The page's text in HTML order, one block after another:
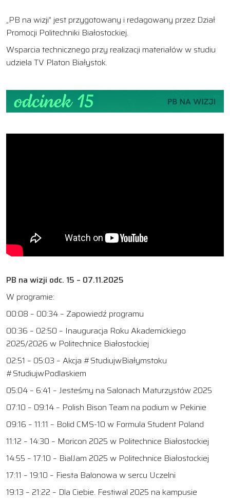
„PB na wizji” jest przygotowany i redagowany przez Dział
Promocji Politechniki Białostockiej.
Wsparcia technicznego przy realizacji materiałów w studiu
udziela TV Platon Białystok.
PB na wizji odc. 15 – 07.11.2025
W programie:
00:08 – 00:34 – Zapowiedź programu
00:36 – 02:50 – Inauguracja Roku Akademickiego
2025/2026 w Politechnice Białostockiej
02:51 – 05:03 – Akcja #StudiujwBiałymstoku
#StudiujwPodlaskiem
05:04 – 6:41 – Jesteśmy na Salonach Maturzystów 2025
07:10 – 09:14 – Polish Bison Team na podium w Pekinie
09:16 – 11:11 – Bolid CMS-10 w Formula Student Poland
11:12 – 14:30 – Moricon 2025 w Politechnice Białostockiej
14:55 – 17:10 – BialJam 2025 w Politechnice Białostockiej
17:11 – 19:10 – Fiesta Balonowa w sercu Uczelni
19:13 – 21:22 – Dla Ciebie. Festiwal 2025 na kampusie